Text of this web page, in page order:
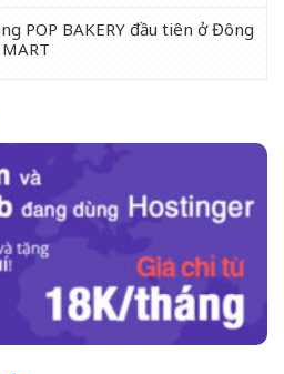
POP BAKERY đầu tiên ở Đông